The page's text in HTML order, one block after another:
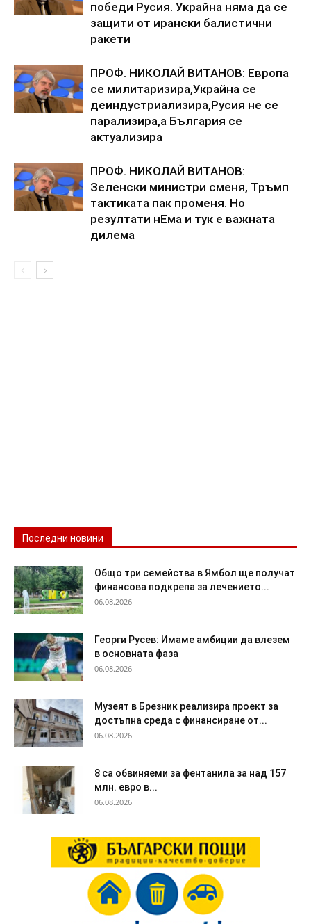
победи Русия. Украйна няма да се
защити от ирански балистични
ракети
ПРОФ. НИКОЛАЙ ВИТАНОВ: Европа
се милитаризира,Украйна се
деиндустриализира,Русия не се
парализира,а България се
актуализира
ПРОФ. НИКОЛАЙ ВИТАНОВ:
Зеленски министри сменя, Тръмп
тактиката пак променя. Но
резултати нЕма и тук е важната
дилема
Последни новини
Общо три семейства в Ямбол ще получат
финансова подкрепа за лечението...
06.08.2026
Георги Русев: Имаме амбиции да влезем
в основната фаза
06.08.2026
Музеят в Брезник реализира проект за
достъпна среда с финансиране от...
06.08.2026
8 са обвиняеми за фентанила за над 157
млн. евро в...
06.08.2026